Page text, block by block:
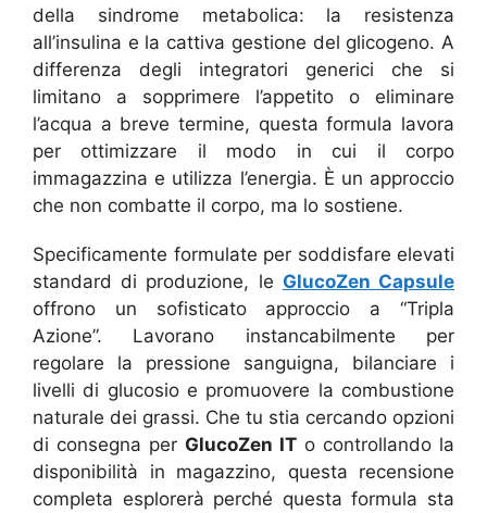
della sindrome metabolica: la resistenza
all’insulina e la cattiva gestione del glicogeno. A
differenza degli integratori generici che si
limitano a sopprimere l’appetito o eliminare
l’acqua a breve termine, questa formula lavora
per ottimizzare il modo in cui il corpo
immagazzina e utilizza l’energia. È un approccio
che non combatte il corpo, ma lo sostiene.
Specificamente formulate per soddisfare elevati
standard di produzione, le GlucoZen Capsule
offrono un sofisticato approccio a “Tripla
Azione”. Lavorano instancabilmente per
regolare la pressione sanguigna, bilanciare i
livelli di glucosio e promuovere la combustione
naturale dei grassi. Che tu stia cercando opzioni
di consegna per GlucoZen IT o controllando la
disponibilità in magazzino, questa recensione
completa esplorerà perché questa formula sta